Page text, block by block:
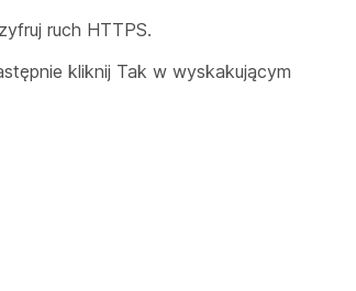
ruch HTTPS.
kliknij Tak w wyskakującym